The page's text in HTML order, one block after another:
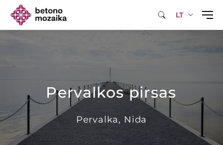
LT
Pervalkos pirsas
Pervalka, Nida